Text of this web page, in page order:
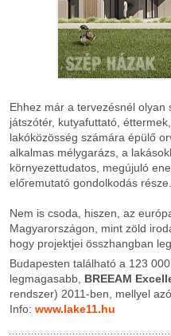
Ehhez már a tervezésnél olyan
játszótér, kutyafuttató,
lakóközösség számára épülő
alkalmas mélygarázs, a
környezettudatos, megújuló
előremutató gondolkodás része.
Nem is csoda, hiszen, az
Magyarországon, mint zöld
hogy projektjei összhangban
Budapesten található a 123
legmagasabb, BREEAM
rendszer) 2011-ben, mellyel
Info: www.lake11.hu